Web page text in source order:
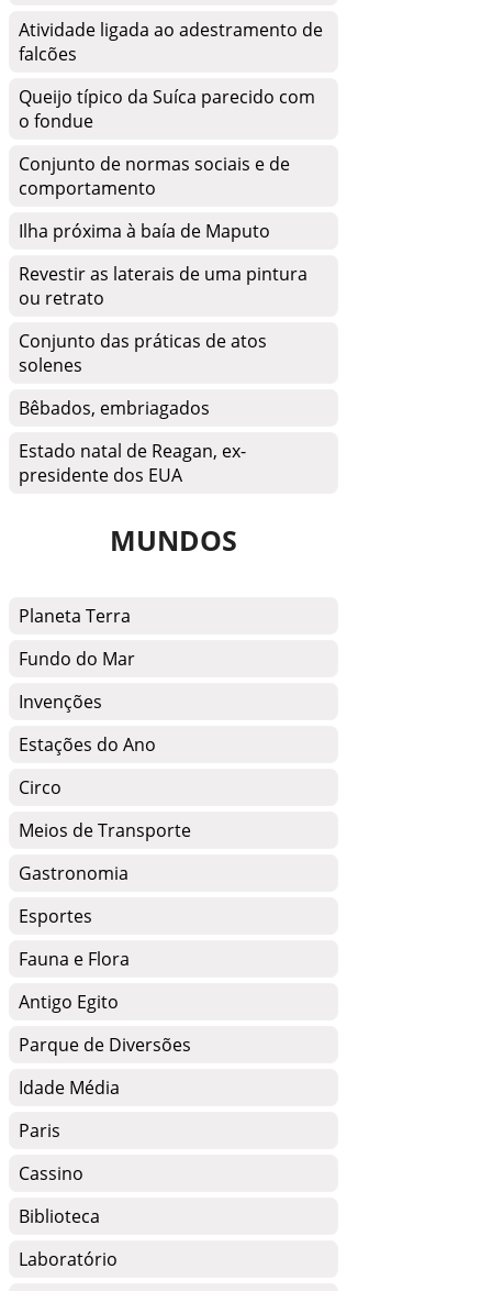
Atividade ligada ao adestramento de
falcões
Queijo típico da Suíca parecido com
o fondue
Conjunto de normas sociais e de
comportamento
Ilha próxima à baía de Maputo
Revestir as laterais de uma pintura
ou retrato
Conjunto das práticas de atos
solenes
Bêbados, embriagados
Estado natal de Reagan, ex-
presidente dos EUA
MUNDOS
Planeta Terra
Fundo do Mar
Invenções
Estações do Ano
Circo
Meios de Transporte
Gastronomia
Esportes
Fauna e Flora
Antigo Egito
Parque de Diversões
Idade Média
Paris
Cassino
Biblioteca
Laboratório